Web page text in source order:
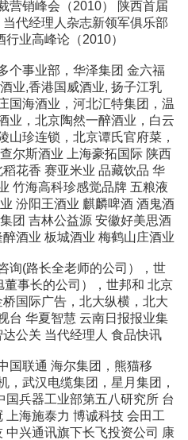
营销峰会（2010） 陕西首届
代经理人杂志新领军俱乐部
业高峰论（2010）
个事业部，华泽集团 金六福
业,香港国威酒业, 扬子江乳
国海酒业，河北汇特集团，温
业，北京陶然一醉酒业，白云
山珍连锁，北京谭氏官府菜，
尔斯酒业 上海豪拓国际 陕西
花香 赛亚米业 品藏饮品 华
竹海高科珍感觉品牌 五粮液
阳王酒业 麒麟啤酒 酒鬼酒
团 吉林公益源 安徽好美思酒
酒业 板城酒业 梅鹤山庄酒业
询(路长全老师的公司），世
董事长的公司），世邦和 北京
国际广告，北大纵横，北大
台 华夏智慧 云南日报报业集
公关 当代经理人 食品快讯
国联通 海尔集团，熊猫移
，武汉电缆集团，星月集团，
兵器工业部第五八研究所 台
上海施泰力 博诚科技 会田工
中兴通讯旗下长飞投资公司 康